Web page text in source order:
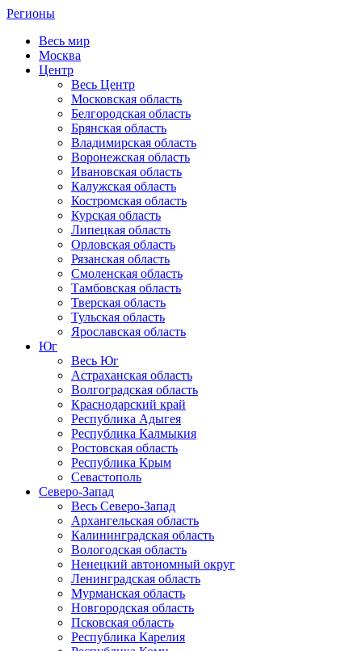
Регионы
Весь мир
Москва
Центр
Весь Центр
Московская область
Белгородская область
Брянская область
Владимирская область
Воронежская область
Ивановская область
Калужская область
Костромская область
Курская область
Липецкая область
Орловская область
Рязанская область
Смоленская область
Тамбовская область
Тверская область
Тульская область
Ярославская область
Юг
Весь Юг
Астраханская область
Волгоградская область
Краснодарский край
Республика Адыгея
Республика Калмыкия
Ростовская область
Республика Крым
Севастополь
Северо-Запад
Весь Северо-Запад
Архангельская область
Калининградская область
Вологодская область
Ненецкий автономный округ
Ленинградская область
Мурманская область
Новгородская область
Псковская область
Республика Карелия